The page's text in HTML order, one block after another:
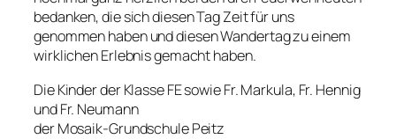
bedanken, die sich diesen Tag Zeit für uns
genommen haben und diesen Wandertag zu einem
wirklichen Erlebnis gemacht haben.
Die Kinder der Klasse FE sowie Fr. Markula, Fr. Hennig
und Fr. Neumann
der Mosaik-Grundschule Peitz